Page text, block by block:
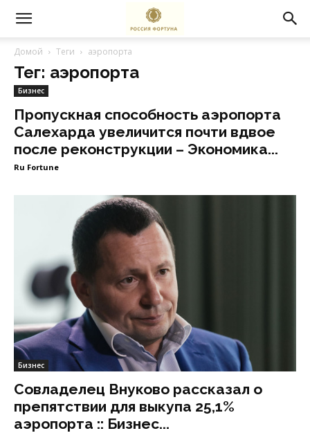
Домой Теги аэропорта
Тег: аэропорта
Бизнес
Пропускная способность аэропорта
Салехарда увеличится почти вдвое
после реконструкции – Экономика...
Ru Fortune
Бизнес
Совладелец Внуково рассказал о
препятствии для выкупа 25,1%
аэропорта :: Бизнес...